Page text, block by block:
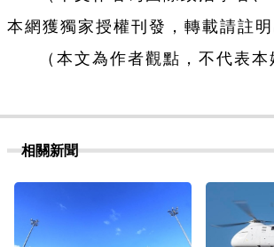
本網獲獨家授權刊發，轉載請註明
（本文為作者觀點，不代表本
相關新聞